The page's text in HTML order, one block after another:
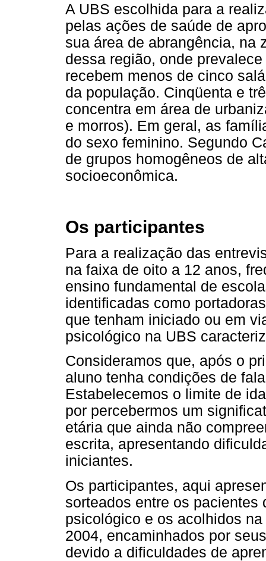
A UBS escolhida para a
pelas ações de saúde de
sua área de abrangência, na
dessa região, onde
recebem menos de cinco
da população. Cinqüenta e
concentra em área de
e morros). Em geral, as
do sexo feminino. Segundo
de grupos homogêneos de
socioeconômica.
Os participantes
Para a realização das
na faixa de oito a 12 anos,
ensino fundamental de
identificadas como
que tenham iniciado ou em
psicológico na UBS
Consideramos que, após o
aluno tenha condições de
Estabelecemos o limite de
por percebermos um
etária que ainda não
escrita, apresentando
iniciantes.
Os participantes, aqui
sorteados entre os pacientes
psicológico e os acolhidos
2004, encaminhados por
devido a dificuldades de